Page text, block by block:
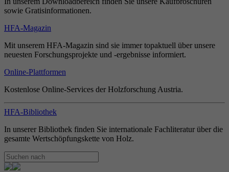
sowie Gratisinformationen.
HFA-Magazin
Mit unserem HFA-Magazin sind sie immer topaktuell über unsere
neuesten Forschungsprojekte und -ergebnisse informiert.
Online-Plattformen
Kostenlose Online-Services der Holzforschung Austria.
HFA-Bibliothek
In unserer Bibliothek finden Sie internationale Fachliteratur über die
gesamte Wertschöpfungskette von Holz.